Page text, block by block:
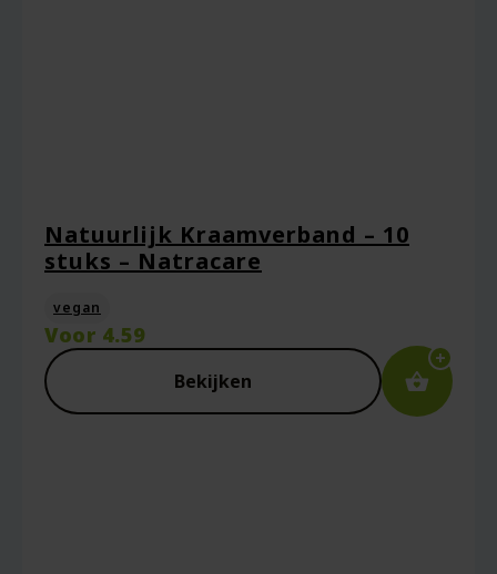
Natuurlijk Kraamverband – 10
stuks – Natracare
vegan
Voor 4.59
Bekijken